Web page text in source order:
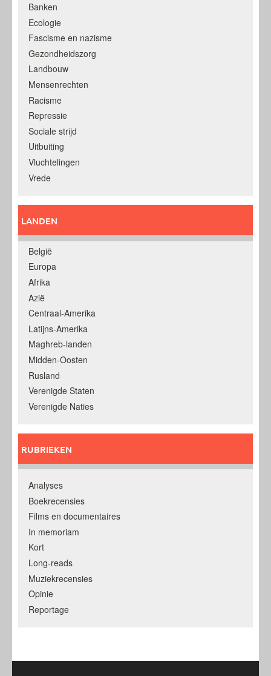
Banken
Ecologie
Fascisme en nazisme
Gezondheidszorg
Landbouw
Mensenrechten
Racisme
Repressie
Sociale strijd
Uitbuiting
Vluchtelingen
Vrede
LANDEN
België
Europa
Afrika
Azië
Centraal-Amerika
Latijns-Amerika
Maghreb-landen
Midden-Oosten
Rusland
Verenigde Staten
Verenigde Naties
RUBRIEKEN
Analyses
Boekrecensies
Films en documentaires
In memoriam
Kort
Long-reads
Muziekrecensies
Opinie
Reportage